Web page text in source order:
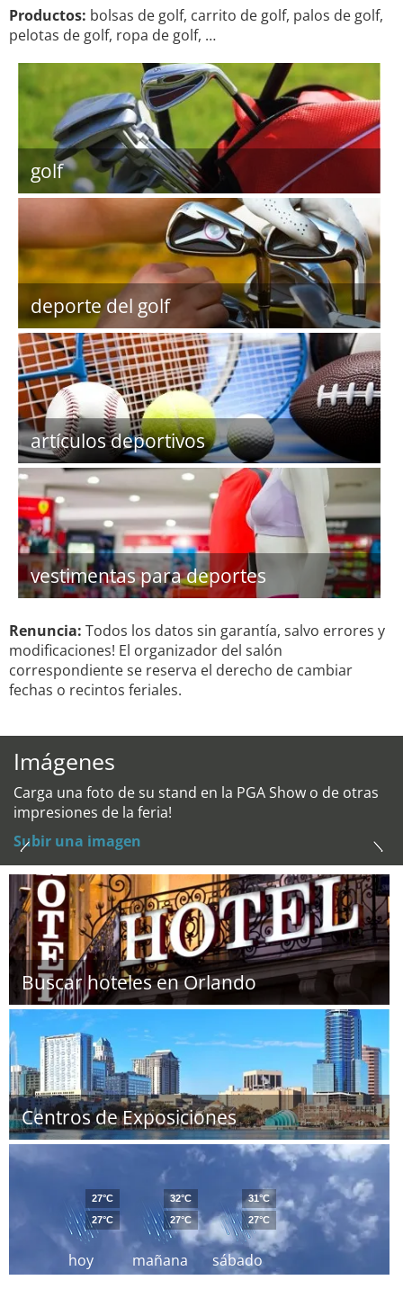
Productos: bolsas de golf, carrito de golf, palos de golf,
pelotas de golf, ropa de golf, …
golf
deporte del golf
artículos deportivos
vestimentas para deportes
Renuncia: Todos los datos sin garantía, salvo errores y
modificaciones! El organizador del salón
correspondiente se reserva el derecho de cambiar
fechas o recintos feriales.
Imágenes
Carga una foto de su stand en la PGA Show o de otras
impresiones de la feria!
Subir una imagen
Buscar hoteles en Orlando
Centros de Exposiciones
hoy
27°C
27°C
mañana
32°C
27°C
sábado
31°C
27°C